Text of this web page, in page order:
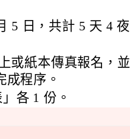
5 日，共計 5 天 4 夜
或紙本傳真報名，
成程序。
各 1 份。